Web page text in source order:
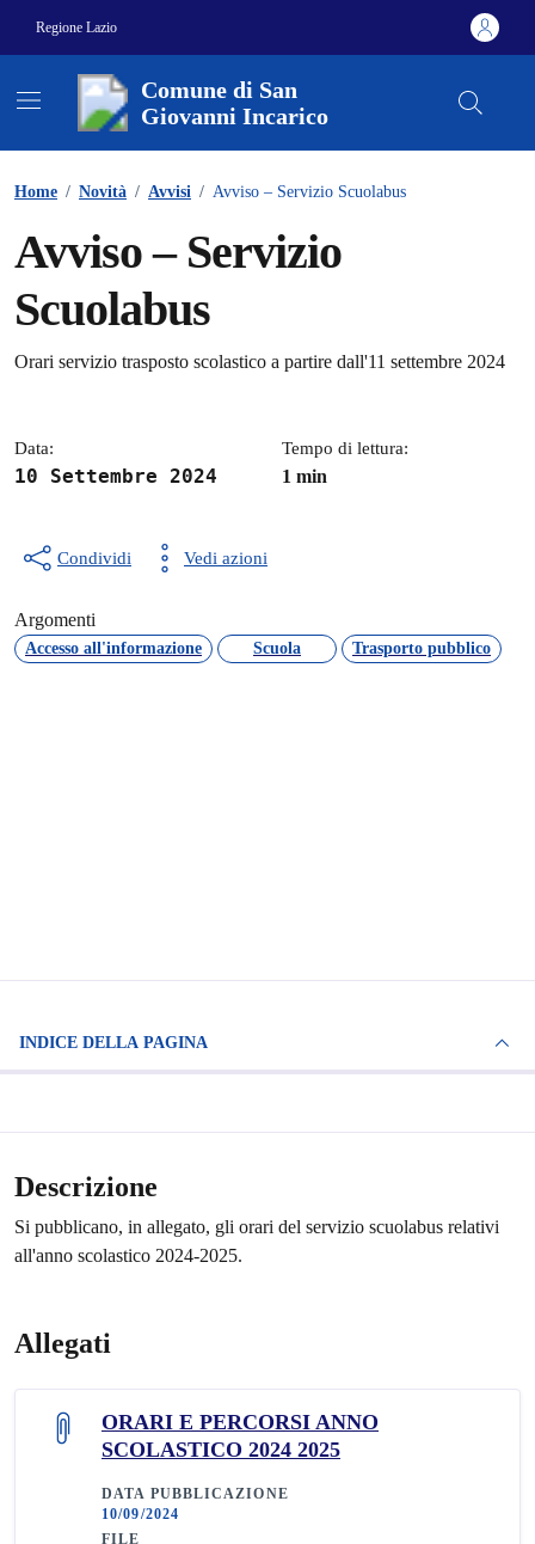
Regione Lazio
Comune di San
Giovanni Incarico
Home / Novità / Avvisi / Avviso – Servizio Scuolabus
Avviso – Servizio
Scuolabus
Dettagli della notizia
Orari servizio trasposto scolastico a partire dall'11 settembre 2024
Data:
10 Settembre 2024
Tempo di lettura:
1 min
Condividi Vedi azioni
Argomenti
Accesso all'informazione Scuola Trasporto pubblico
INDICE DELLA PAGINA
Descrizione
Si pubblicano, in allegato, gli orari del servizio scuolabus relativi
all'anno scolastico 2024-2025.
Allegati
ORARI E PERCORSI ANNO
SCOLASTICO 2024 2025
DATA PUBBLICAZIONE
10/09/2024
FILE